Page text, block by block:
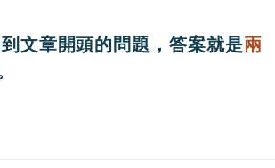
文章開頭的問題，答案就是兩